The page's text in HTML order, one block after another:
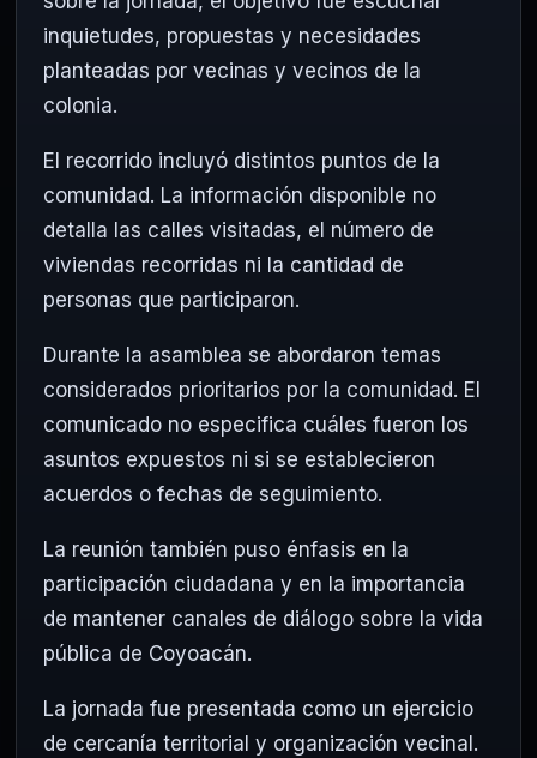
inquietudes, propuestas y necesidades
planteadas por vecinas y vecinos de la
colonia.
El recorrido incluyó distintos puntos de la
comunidad. La información disponible no
detalla las calles visitadas, el número de
viviendas recorridas ni la cantidad de
personas que participaron.
Durante la asamblea se abordaron temas
considerados prioritarios por la comunidad. El
comunicado no especifica cuáles fueron los
asuntos expuestos ni si se establecieron
acuerdos o fechas de seguimiento.
La reunión también puso énfasis en la
participación ciudadana y en la importancia
de mantener canales de diálogo sobre la vida
pública de Coyoacán.
La jornada fue presentada como un ejercicio
de cercanía territorial y organización vecinal.